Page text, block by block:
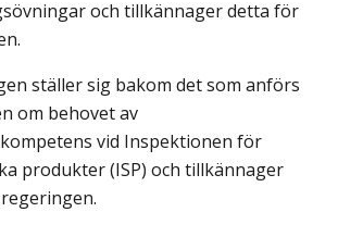
och tillkännager detta för
ställer sig bakom det som anförs
om behovet av
vid Inspektionen för
produkter (ISP) och tillkännager